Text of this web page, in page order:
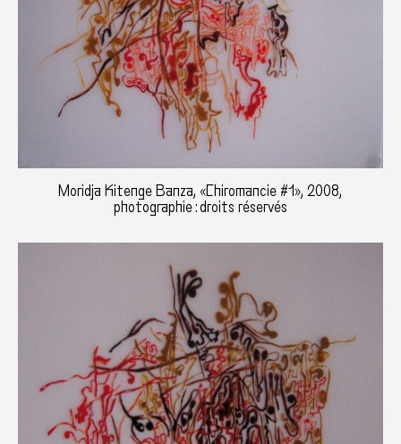
Moridja Kitenge Banza, «Chiromancie #1», 2008,
photographie : droits réservés